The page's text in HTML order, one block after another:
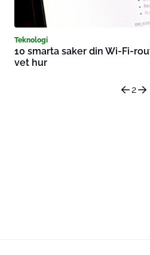
Teknologi
10 smarta saker din Wi-Fi-
vet hur
2